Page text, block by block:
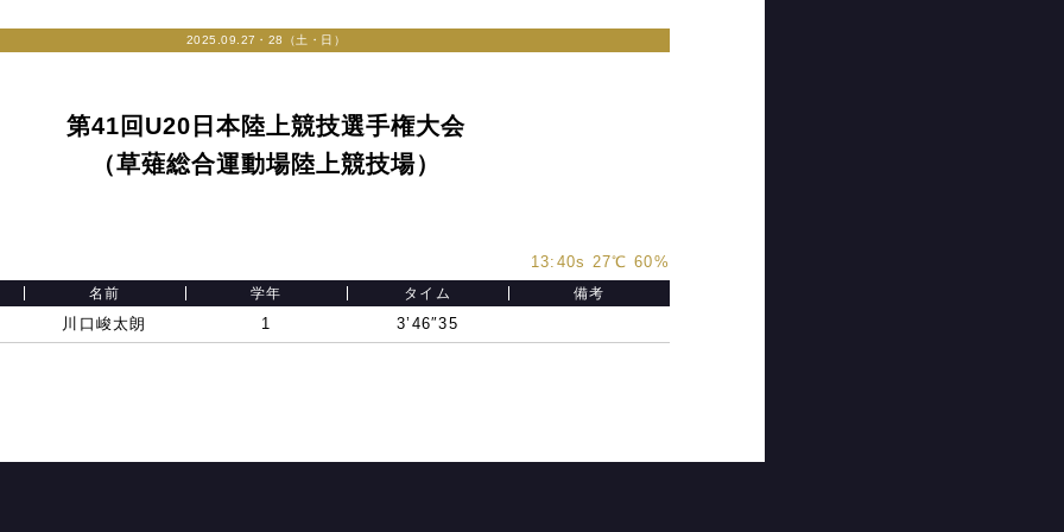
2025.09.27・28（土・日）
第41回U20日本陸上競技選手権大会
（草薙総合運動場陸上競技場）
13:40s 27℃ 60%
名前 学年 タイム 備考
川口峻太朗 1 3’46″35